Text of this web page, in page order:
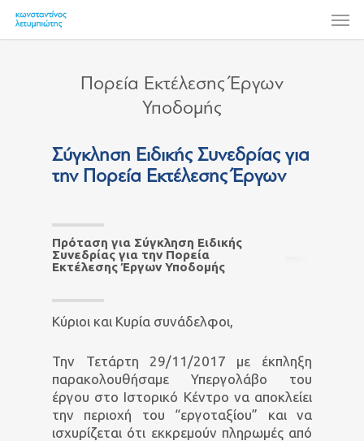
main
Πορεία Εκτέλεσης Έργων
Υποδομής
Σύγκληση Ειδικής Συνεδρίας για
την Πορεία Εκτέλεσης Έργων
Πρόταση για Σύγκληση Ειδικής
Συνεδρίας για την Πορεία
Εκτέλεσης Έργων Υποδομής
Κύριοι και Κυρία συνάδελφοι,
Την Τετάρτη 29/11/2017 με έκπληξη
παρακολουθήσαμε Υπεργολάβο του
έργου στο Ιστορικό Κέντρο να αποκλείει
την περιοχή του “εργοταξίου” και να
ισχυρίζεται ότι εκκρεμούν πληρωμές από